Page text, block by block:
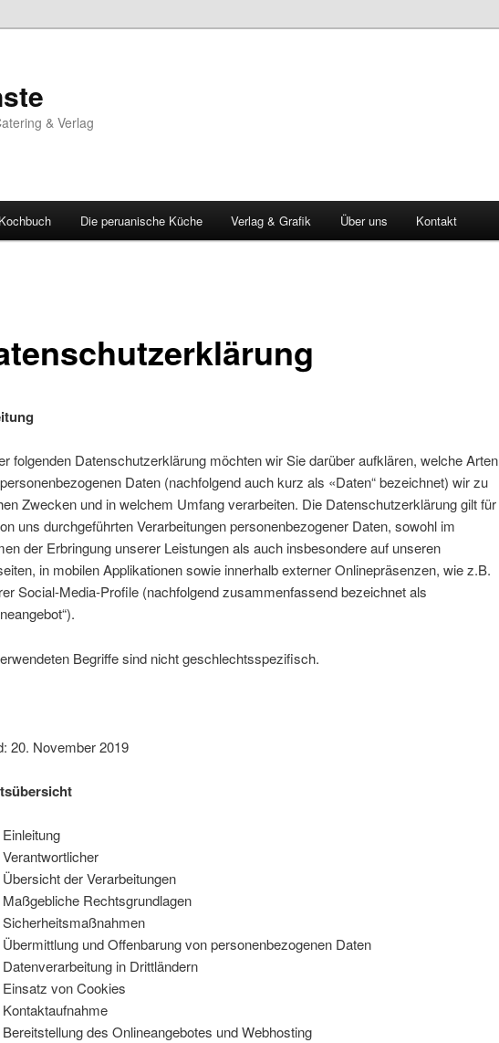
& Verlag
Kochbuch Die peruanische Küche Verlag & Grafik Über uns Kontakt
folgenden Datenschutzerklärung möchten wir Sie darüber aufklären, welche Arten
Daten (nachfolgend auch kurz als «Daten“ bezeichnet) wir zu
Zwecken und in welchem Umfang verarbeiten. Die Datenschutzerklärung gilt für
uns durchgeführten Verarbeitungen personenbezogener Daten, sowohl im
der Erbringung unserer Leistungen als auch insbesondere auf unseren
in mobilen Applikationen sowie innerhalb externer Onlinepräsenzen, wie z.B.
Social-Media-Profile (nachfolgend zusammenfassend bezeichnet als
Begriffe sind nicht geschlechtsspezifisch.
20. November 2019
Einleitung
Verantwortlicher
Übersicht der Verarbeitungen
Maßgebliche Rechtsgrundlagen
Sicherheitsmaßnahmen
Übermittlung und Offenbarung von personenbezogenen Daten
Datenverarbeitung in Drittländern
Einsatz von Cookies
Kontaktaufnahme
Bereitstellung des Onlineangebotes und Webhosting